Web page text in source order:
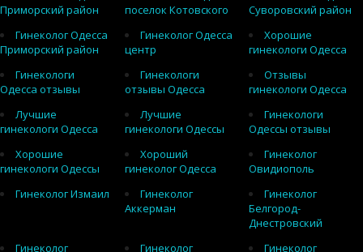
Приморский район
поселок Котовского
Суворовский район
Гинеколог Одесса
Приморский район
Гинеколог Одесса
центр
Хорошие
гинекологи Одесса
Гинекологи
Одесса отзывы
Гинекологи
отзывы Одесса
Отзывы
гинекологи Одесса
Лучшие
гинекологи Одесса
Лучшие
гинекологи Одессы
Гинекологи
Одессы отзывы
Хорошие
гинекологи Одессы
Хороший
гинеколог Одесса
Гинеколог
Овидиополь
Гинеколог Измаил
Гинеколог
Аккерман
Гинеколог
Белгород-
Днестровский
Гинеколог
Гинеколог
Гинеколог